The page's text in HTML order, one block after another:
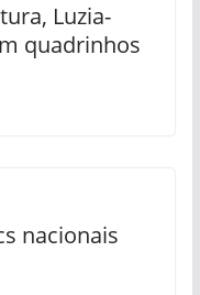
Luzia-
quadrinhos
nacionais